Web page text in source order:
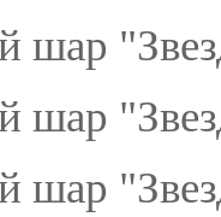
шар
шар
шар